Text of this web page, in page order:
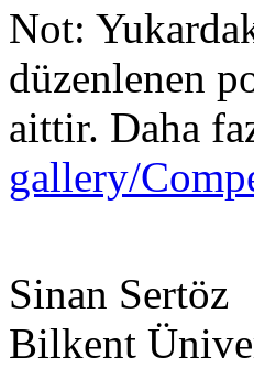
Not:
düzenlenen
aittir. Daha
gallery/
Sinan Sertöz
Bilkent